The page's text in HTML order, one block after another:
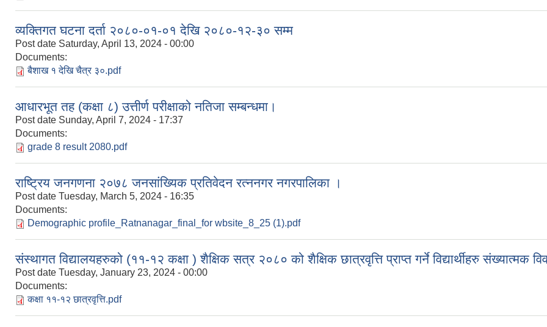
व्यक्तिगत घटना दर्ता २०८०-०१-०१ देखि २०८०-१२-३० सम्म
Post date Saturday, April 13, 2024 - 00:00
Documents:
बैशाख १ देखि चैत्र ३०.pdf
आधारभूत तह (कक्षा ८) उत्तीर्ण परीक्षाको नतिजा सम्बन्धमा।
Post date Sunday, April 7, 2024 - 17:37
Documents:
grade 8 result 2080.pdf
राष्ट्रिय जनगणना २०७८ जनसांख्यिक प्रतिवेदन रत्ननगर नगरपालिका ।
Post date Tuesday, March 5, 2024 - 16:35
Documents:
Demographic profile_Ratnanagar_final_for wbsite_8_25 (1).pdf
संस्थागत विद्यालयहरुको (११-१२ कक्षा ) शैक्षिक सत्र २०८० को शैक्षिक छात्रवृत्ति प्राप्त गर्ने विद्यार्थीहरु संख्यात्मक
Post date Tuesday, January 23, 2024 - 00:00
Documents:
कक्षा ११-१२ छात्रवृत्ति.pdf